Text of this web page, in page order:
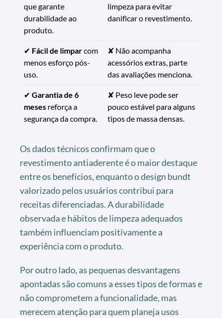
que garante
durabilidade ao
produto.
limpeza para evitar
danificar o revestimento.
✔ Fácil de limparcom
menos esforço pós-
uso.
✘ Não acompanha
acessórios extras, parte
das avaliações menciona.
✔ Garantia de 6
meses reforça a
segurança da compra.
✘ Peso leve pode ser
pouco estável para alguns
tipos de massa densas.
Os dados técnicos confirmam que o
revestimento antiaderente é o maior destaque
entre os benefícios, enquanto o design bundt
valorizado pelos usuários contribui para
receitas diferenciadas. A durabilidade
observada e hábitos de limpeza adequados
também influenciam positivamente a
experiência com o produto.
Por outro lado, as pequenas desvantagens
apontadas são comuns a esses tipos de formas e
não comprometem a funcionalidade, mas
merecem atenção para quem planeja usos